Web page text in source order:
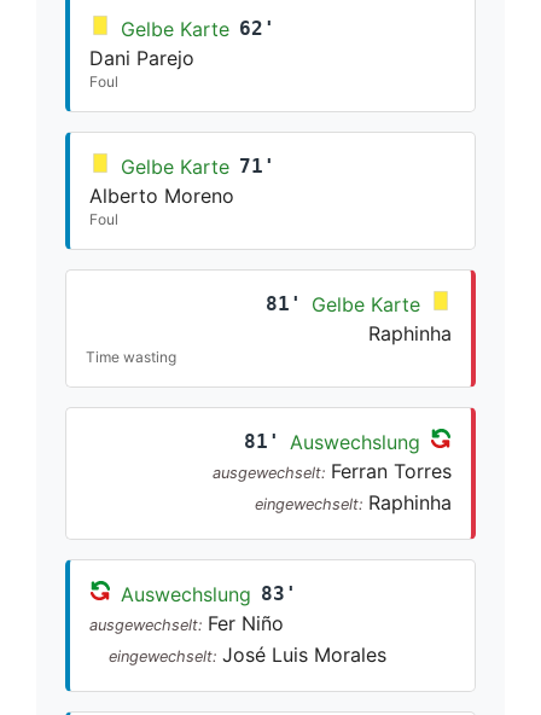
Gelbe Karte 62'
Dani Parejo
Foul
Gelbe Karte 71'
Alberto Moreno
Foul
81'
Gelbe Karte
Raphinha
Time wasting
81' Auswechslung
ausgewechselt: Ferran Torres
eingewechselt: Raphinha
Auswechslung 83'
ausgewechselt: Fer Niño
eingewechselt: José Luis Morales